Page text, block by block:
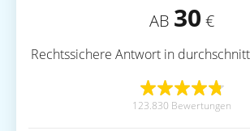
AB 30 €
Rechtssichere Antwort in
123.830 Bewertungen